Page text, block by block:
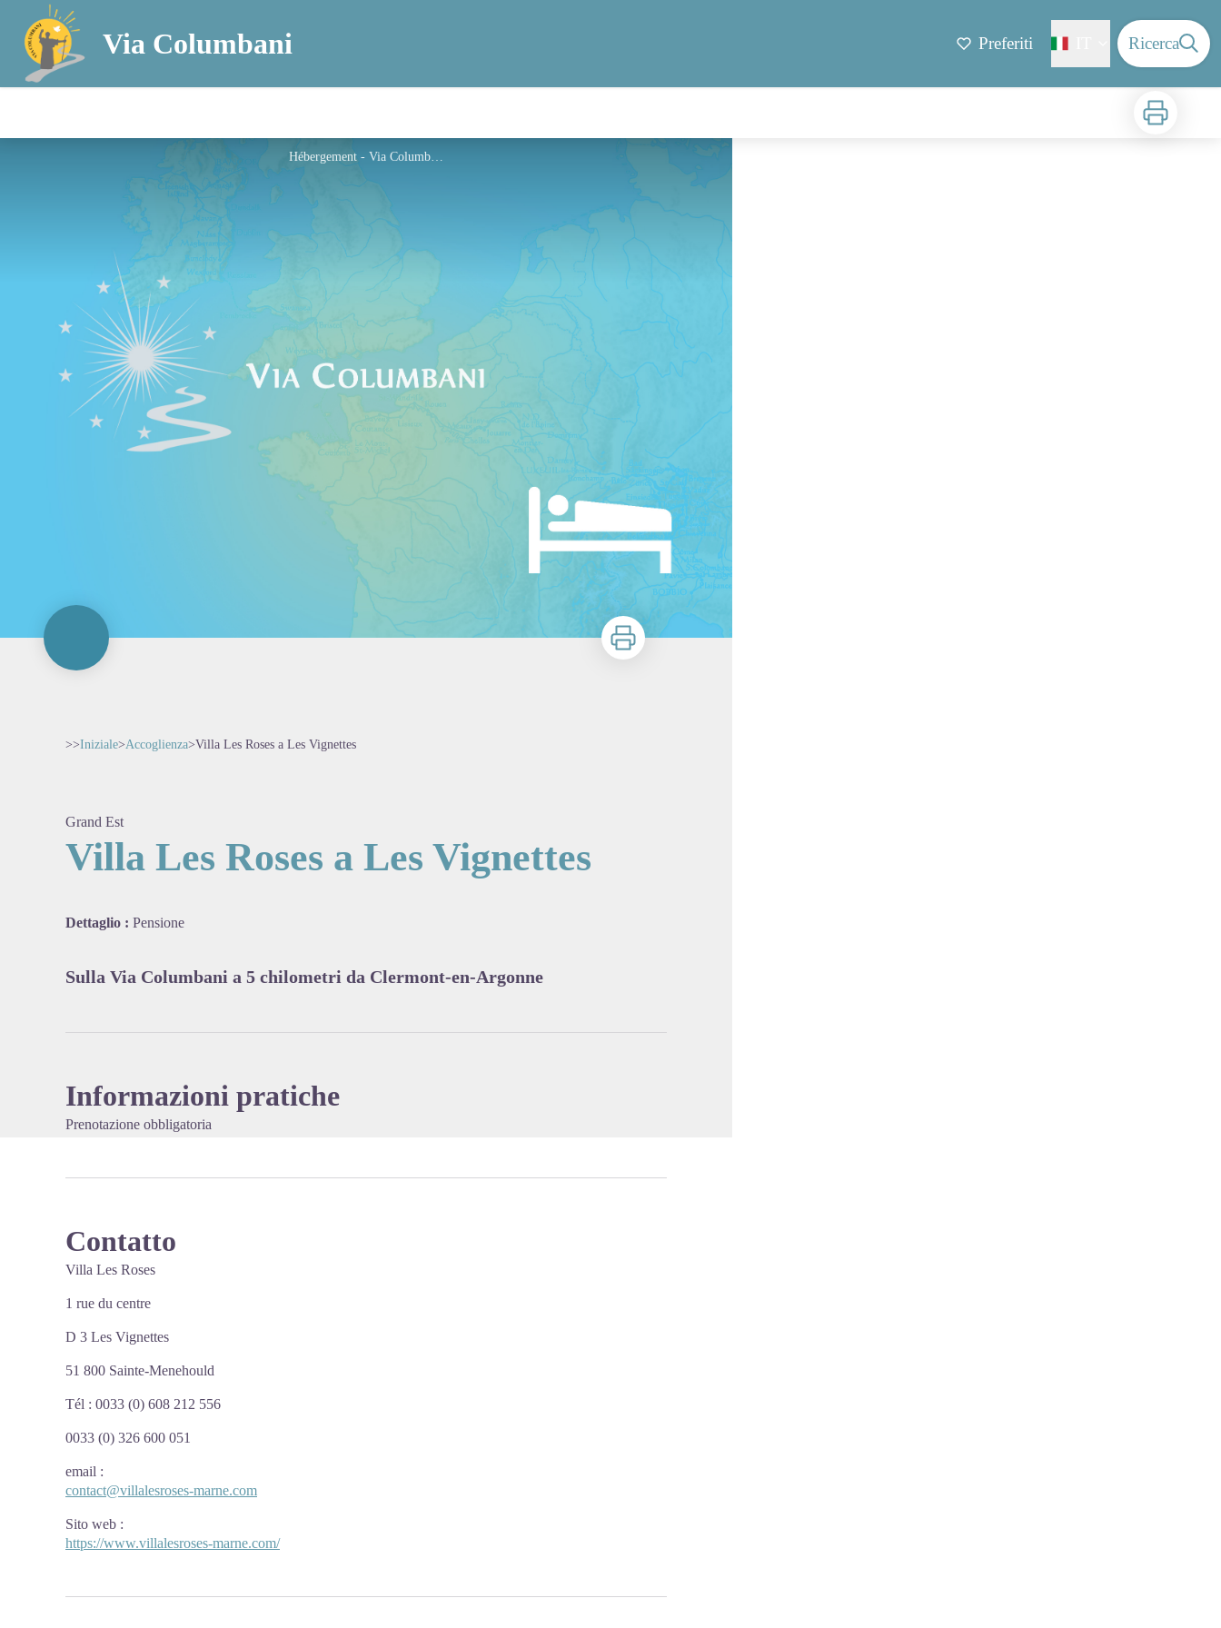
Via Columbani Preferiti Ricerca
Stampa
Hébergement - Via Columbani
Stampa
>>Iniziale>Accoglienza>Villa Les Roses a Les Vignettes
Grand Est
Villa Les Roses a Les Vignettes
Dettaglio : Pensione
Sulla Via Columbani a 5 chilometri da Clermont-en-Argonne
Informazioni pratiche
Prenotazione obbligatoria
Contatto
Villa Les Roses
1 rue du centre
D 3 Les Vignettes
51 800 Sainte-Menehould
Tél : 0033 (0) 608 212 556
0033 (0) 326 600 051
email :
contact@villalesroses-marne.com
Sito web :
https://www.villalesroses-marne.com/